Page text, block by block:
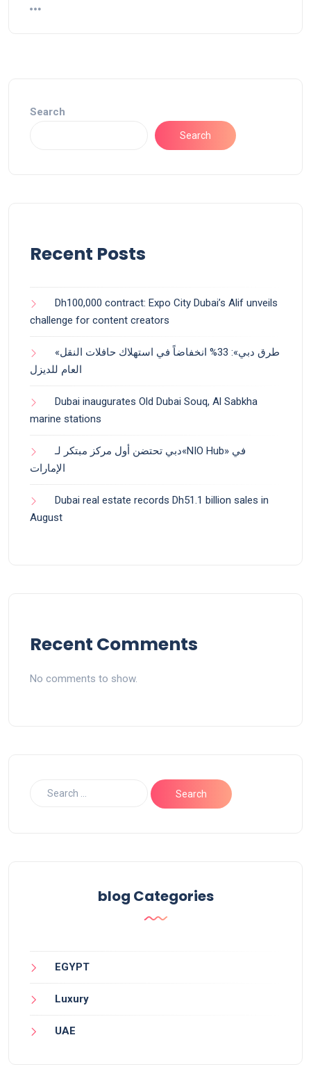
Search
Search
Recent Posts
Dh100,000 contract: Expo City Dubai’s Alif unveils
challenge for content creators
«طرق دبي»: 33% انخفاضاً في استهلاك حافلات النقل
العام للديزل
Dubai inaugurates Old Dubai Souq, Al Sabkha
marine stations
دبي تحتضن أول مركز مبتكر لـ«NIO Hub» في
الإمارات
Dubai real estate records Dh51.1 billion sales in
August
Recent Comments
No comments to show.
blog Categories
EGYPT
Luxury
UAE